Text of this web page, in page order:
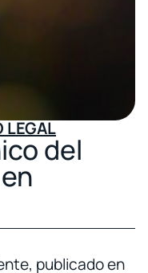
LEGAL
del
publicado en